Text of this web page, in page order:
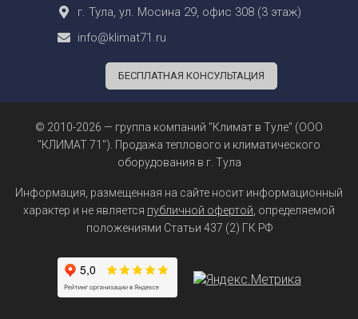
г. Тула, ул. Мосина 29, офис 308 (3 этаж)
info@klimat71.ru
БЕСПЛАТНАЯ КОНСУЛЬТАЦИЯ
© 2010-2026 — группа компаний "Климат в Туле" (ООО
"КЛИМАТ 71"). Продажа теплового и климатического
оборудования в г. Тула
Информация, размещенная на сайте носит информационный
характер и не является публичной офертой , определяемой
положениями Статьи 437 (2) ГК РФ